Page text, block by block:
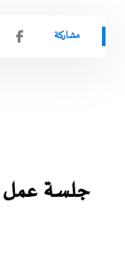
جلسة عمل